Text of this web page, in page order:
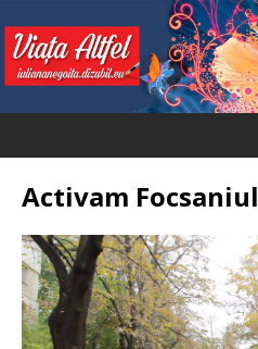
Activam Focsaniul